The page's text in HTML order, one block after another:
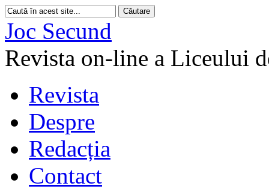
Joc Secund
Revista on-line a Liceului
Revista
Despre
Redacția
Contact